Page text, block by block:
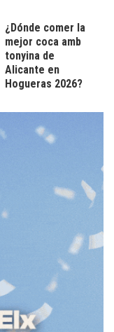
¿Dónde comer la
mejor coca amb
tonyina de
Alicante en
Hogueras 2026?